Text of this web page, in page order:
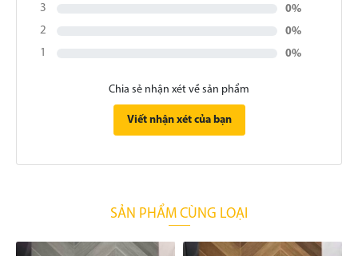
3
0%
2
0%
1
0%
Chia sẻ nhận xét về sản phẩm
Viết nhận xét của bạn
SẢN PHẨM CÙNG LOẠI